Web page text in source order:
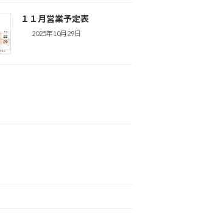
１１月営業予定表
2025年10月29日